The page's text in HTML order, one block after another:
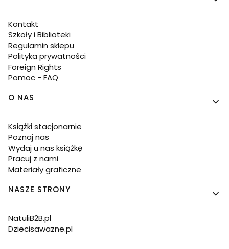
Kontakt
Szkoły i Biblioteki
Regulamin sklepu
Polityka prywatności
Foreign Rights
Pomoc - FAQ
O NAS
Książki stacjonarnie
Poznaj nas
Wydaj u nas książkę
Pracuj z nami
Materiały graficzne
NASZE STRONY
NatuliB2B.pl
Dziecisawazne.pl